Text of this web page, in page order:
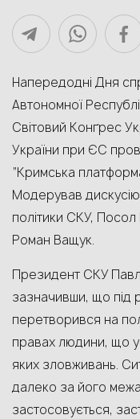
Напередодні Дня
Автономної
Світовий Конґрес
України при ЄС
“Кримська
Модерував
політики СКУ, Посол
Роман Ващук.
Президент СКУ
зазначивши, що під
перетворився на
правах людини, що
яких зловживань.
далеко за його
застосовується,